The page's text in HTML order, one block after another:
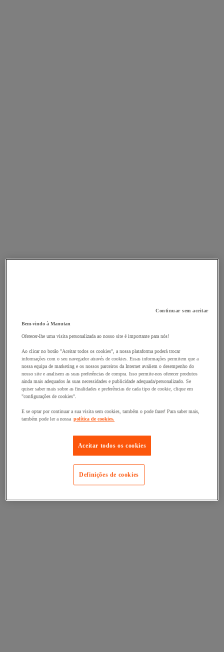
Continuar sem aceitar
Bem-vindo à Manutan
Oferecer-lhe uma visita personalizada ao nosso site é importante para nós!
Ao clicar no botão "Aceitar todos os cookies", a nossa plataforma poderá trocar
informações com o seu navegador através de cookies. Essas informações permitem que a
nossa equipa de marketing e os nossos parceiros da Internet avaliem o desempenho do
nosso site e analisem as suas preferências de compra. Isso permite-nos oferecer produtos
ainda mais adequados às suas necessidades e publicidade adequada/personalizado. Se
quiser saber mais sobre as finalidades e preferências de cada tipo de cookie, clique em
"configurações de cookies".
E se optar por continuar a sua visita sem cookies, também o pode fazer! Para saber mais,
também pode ler a nossa política de cookies.
Aceitar todos os cookies
Definições de cookies